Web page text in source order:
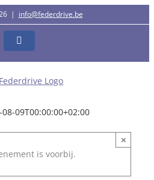
| info@federdrive.be
Facebook
09T00:00:00+02:00
is voorbij.
×